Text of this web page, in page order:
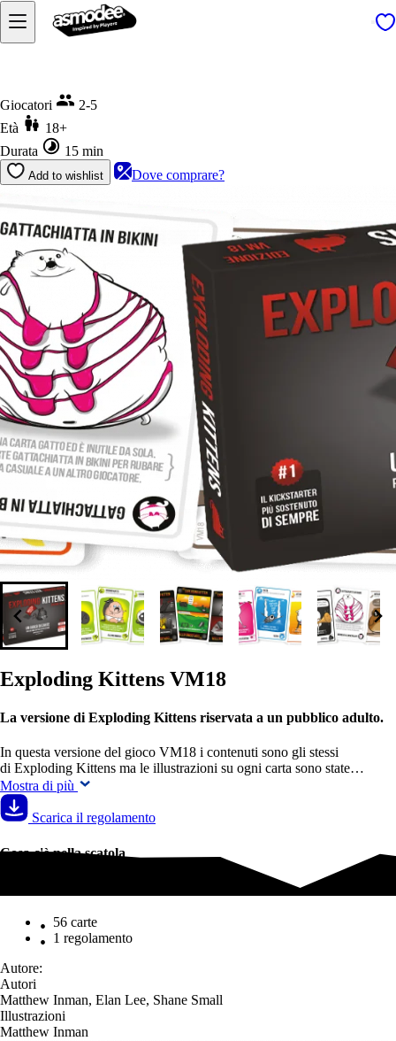
Giocatori
2-5
Età
18+
Durata
15 min
Add to wishlist Dove comprare?
Exploding Kittens VM18
La versione di Exploding Kittens riservata a un pubblico adulto.
In questa versione del gioco VM18 i contenuti sono gli stessi
di Exploding Kittens ma le illustrazioni su ogni carta sono state…
Mostra di più
Scarica il regolamento
Cosa c'è nella scatola
56 carte
1 regolamento
Autore:
Autori
Matthew Inman, Elan Lee, Shane Small
Illustrazioni
Matthew Inman